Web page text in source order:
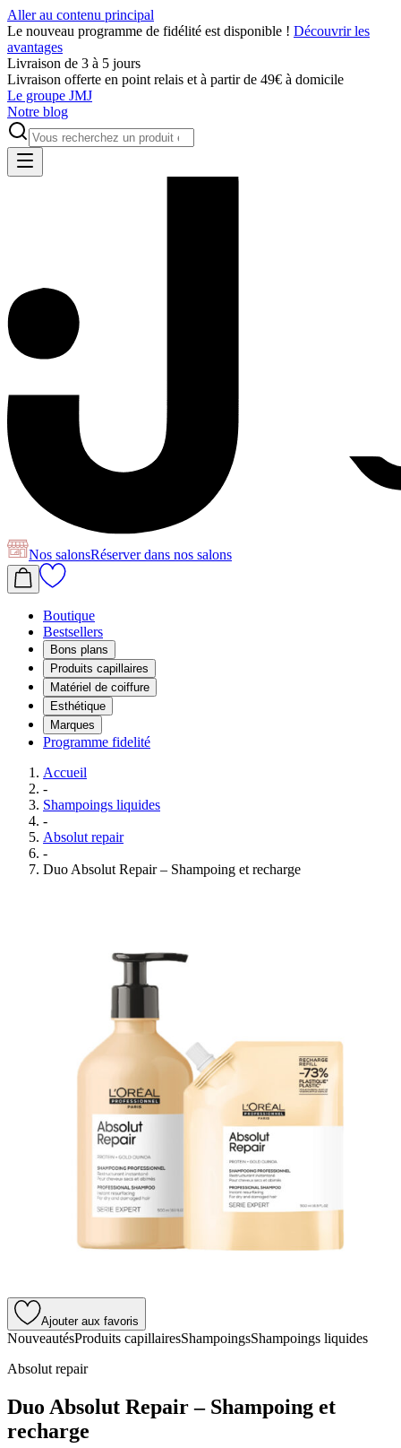
Aller au contenu principal
Le nouveau programme de fidélité est disponible ! Découvrir les
avantages
Livraison de 3 à 5 jours
Livraison offerte en point relais et à partir de 49€ à domicile
Le groupe JMJ
Notre blog
Nos salonsRéserverdans nos salons
Boutique
Bestsellers
Bons plans
Produits capillaires
Matériel de coiffure
Esthétique
Marques
Programme fidelité
Accueil
-
Shampoings liquides
-
Absolut repair
-
Duo Absolut Repair – Shampoing et recharge
Ajouter aux favoris
NouveautésProduits capillairesShampoingsShampoings liquides
Absolut repair
Duo Absolut Repair – Shampoing et
recharge